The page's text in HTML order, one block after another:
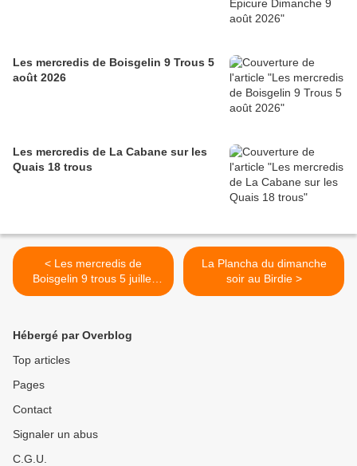
Les mercredis de Boisgelin 9 Trous 5
août 2026
Les mercredis de La Cabane sur les
Quais 18 trous
< Les mercredis de
Boisgelin 9 trous 5 juillet
2023
La Plancha du dimanche
soir au Birdie >
Hébergé par Overblog
Top articles
Pages
Contact
Signaler un abus
C.G.U.